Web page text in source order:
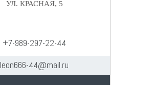
УЛ. КРАСНАЯ, 5
+7-989-297-22-44
leon666-44@mail.ru